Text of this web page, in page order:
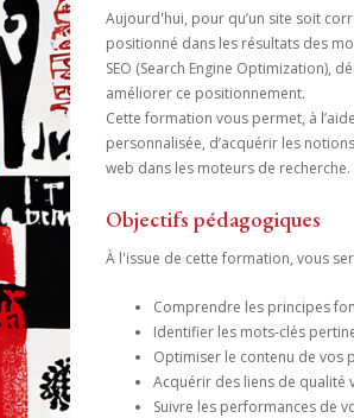
Aujourd'hui, pour qu’un site soit
positionné dans les résultats des
SEO (Search Engine Optimization),
améliorer ce positionnement.
Cette formation vous permet, à
personnalisée, d’acquérir les
web dans les moteurs de recherche.
Objectifs pédagogiques
À l'issue de cette formation, vous
Comprendre les principes
Identifier les mots-clés
Optimiser le contenu de vos
Acquérir des liens de qualité
Suivre les performances de